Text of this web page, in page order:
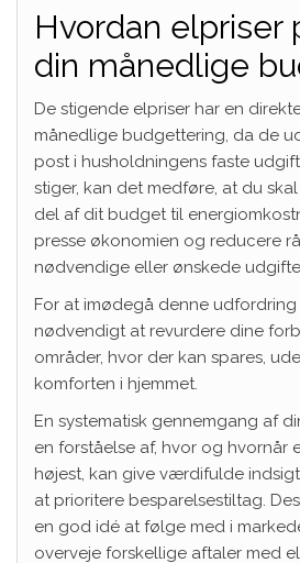
Hvordan elpriser
din månedlige
De stigende elpriser har en
månedlige budgettering, da de
post i husholdningens faste
stiger, kan det medføre, at du
del af dit budget til
presse økonomien og reducere
nødvendige eller ønskede
For at imødegå denne
nødvendigt at revurdere dine
områder, hvor der kan spares,
komforten i hjemmet.
En systematisk gennemgang af
en forståelse af, hvor og hvornår
højest, kan give værdifulde
at prioritere besparelsestiltag.
en god idé at følge med i
overveje forskellige aftaler med